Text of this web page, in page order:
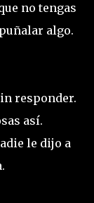
no tengas
algo.
responder.
así.
le dijo a